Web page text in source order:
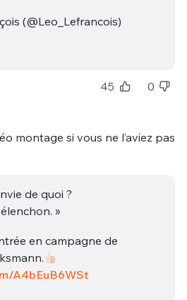
(@Leo_Lefrancois)
45 0
montage si vous ne l’aviez pas
de quoi ?
»
en campagne de
A4bEuB6WSt